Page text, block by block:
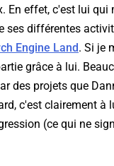
En effet, c'est lui qui
ses différentes
Engine Land. Si je
grâce à lui.
des projets que
c'est clairement à
(ce qui ne